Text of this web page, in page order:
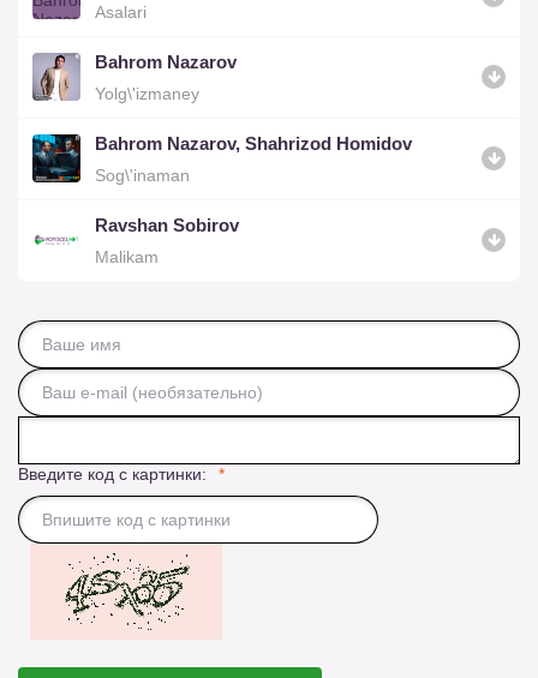
Asalari
Bahrom Nazarov
Yolg\'izmaney
Bahrom Nazarov, Shahrizod Homidov
Sog\'inaman
Ravshan Sobirov
Malikam
Введите код с картинки: